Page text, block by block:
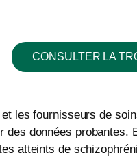
CONSULTER LA
et les fournisseurs de
des données
atteints de